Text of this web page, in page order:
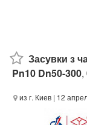
Засувки з
Pn10 Dn50-300,
из г. Киев | 12